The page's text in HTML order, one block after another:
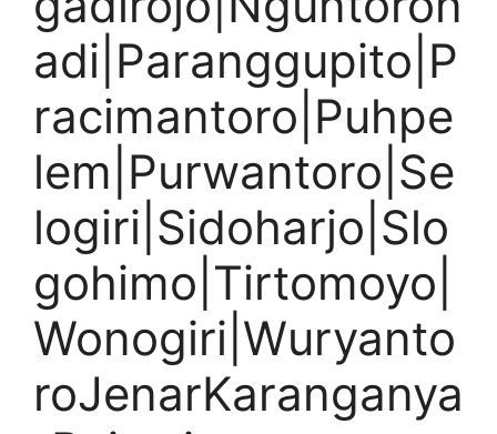
adi|Paranggupito|P
racimantoro|Puhpe
lem|Purwantoro|Se
logiri|Sidoharjo|Slo
gohimo|Tirtomoyo|
Wonogiri|Wuryanto
roJenarKaranganya